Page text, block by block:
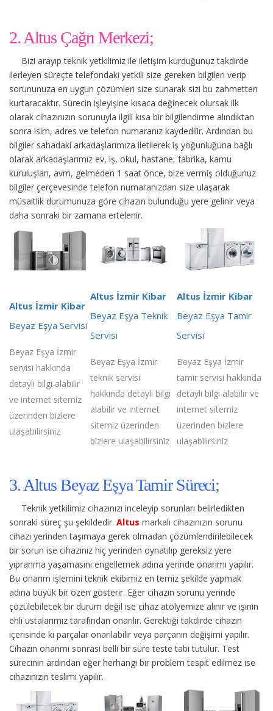
2. Altus Çağrı Merkezi;
Bizi arayıp teknik yetkilimiz ile iletişim kurduğunuz takdirde
ilerleyen süreçte telefondaki yetkili size gereken bilgileri verip
sorununuza en uygun çözümleri size sunarak sizi bu zahmetten
kurtaracaktır. Sürecin işleyişine kısaca değinecek olursak ilk
olarak cihazınızın sorunuyla ilgili kısa bir bilgilendirme alındıktan
sonra isim, adres ve telefon numaranız kaydedilir. Ardından bu
bilgiler sahadaki arkadaşlarımıza iletilerek iş yoğunluğuna bağlı
olarak arkadaşlarımız ev, iş, okul, hastane, fabrika, kamu
kuruluşları, avm, gelmeden 1 saat önce, bize vermiş olduğunuz
bilgiler çerçevesinde telefon numaranızdan size ulaşarak
müsaitlik durumunuza göre cihazın bulunduğu yere gelinir veya
daha sonraki bir zamana ertelenir.
Altus İzmir Kibar
Beyaz Eşya Servisi
Beyaz Eşya İzmir
servisi hakkında
detaylı bilgi alabilir
ve internet sitemiz
üzerinden bizlere
ulaşabilirsiniz
Altus İzmir Kibar
Beyaz Eşya Teknik
Servisi
Beyaz Eşya İzmir
teknik servisi
hakkında detaylı bilgi
alabilir ve internet
sitemiz üzerinden
bizlere ulaşabilirsiniz
Altus İzmir Kibar
Beyaz Eşya Tamir
Servisi
Beyaz Eşya İzmir
tamir servisi hakkında
detaylı bilgi alabilir ve
internet sitemiz
üzerinden bizlere
ulaşabilirsiniz
3. Altus Beyaz Eşya Tamir Süreci;
Teknik yetkilimiz cihazınızı inceleyip sorunları belirledikten
sonraki süreç şu şekildedir. Altus markalı cihazınızın sorunu
cihazı yerinden taşımaya gerek olmadan çözümlendirilebilecek
bir sorun ise cihazınız hiç yerinden oynatılıp gereksiz yere
yıpranma yaşamasını engellemek adına yerinde onarımı yapılır.
Bu onarım işlemini teknik ekibimiz en temiz şekilde yapmak
adına büyük bir özen gösterir. Eğer cihazın sorunu yerinde
çözülebilecek bir durum değil ise cihaz atölyemize alınır ve işinin
ehli ustalarımız tarafından onarılır. Gerektiği takdirde cihazın
içerisinde ki parçalar onarılabilir veya parçanın değişimi yapılır.
Cihazın onarımı sonrası belli bir süre teste tabi tutulur. Test
sürecinin ardından eğer herhangi bir problem tespit edilmez ise
cihazınızın teslimi yapılır.